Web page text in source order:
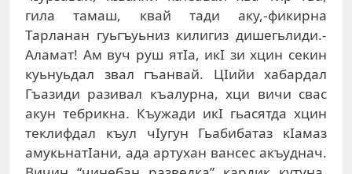
гила тамаш, квай тади аку,-фикирна
Тарланан гуьгъуьниз килигиз дишегьлиди.-
Аламат! Ам вуч руш ятIа, икI зи хцин секин
куьнуьдал звал гъанвай. ЦIийи хабардал
Гъазиди разивал къалурна, хци вичи свас
акун тебрикна. Къужади икI гьасятда хцин
теклифдал къул чIугун Гьабибатаз кIамаз
амукьнатIани, ада артухан вансес акъуднач.